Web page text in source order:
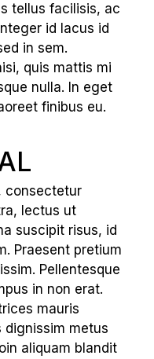
tellus facilisis, ac
id lacus id
in sem.
quis mattis mi
nulla. In eget
finibus eu.
consectetur
lectus ut
suscipit risus, id
Praesent pretium
Pellentesque
in non erat.
mauris
dignissim metus
aliquam blandit